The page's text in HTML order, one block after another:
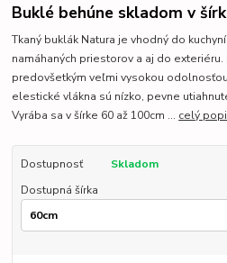
Buklé behúne skladom v
Tkaný buklák Natura je vhodný do
namáhaných priestorov a aj do
predovšetkým veľmi vysokou
elestické vlákna sú nízko, pevne
Vyrába sa v šírke 60 až 100cm ... celý
Dostupnosť
Skladom
Dostupná šírka